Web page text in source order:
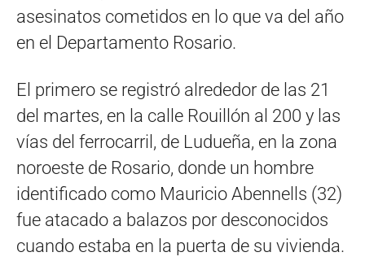
asesinatos cometidos en lo que va del año
en el Departamento Rosario.
El primero se registró alrededor de las 21
del martes, en la calle Rouillón al 200 y las
vías del ferrocarril, de Ludueña, en la zona
noroeste de Rosario, donde un hombre
identificado como Mauricio Abennells (32)
fue atacado a balazos por desconocidos
cuando estaba en la puerta de su vivienda.